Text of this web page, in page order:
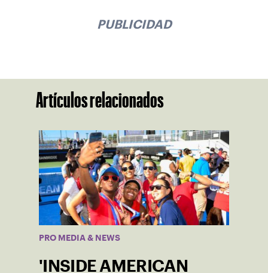
PUBLICIDAD
Artículos relacionados
PRO MEDIA & NEWS
'INSIDE AMERICAN